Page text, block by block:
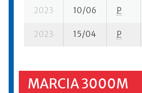
2023 10/06 P
2023 15/04 P
MARCIA 3000M